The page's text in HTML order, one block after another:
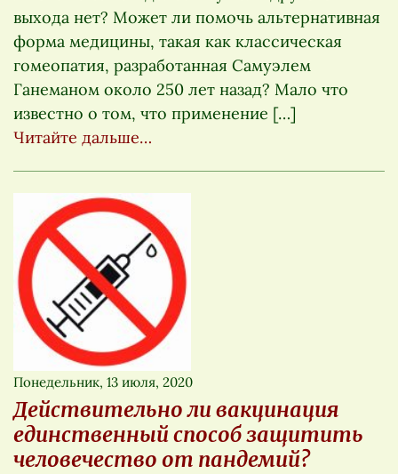
выхода нет? Может ли помочь альтернативная
форма медицины, такая как классическая
гомеопатия, разработанная Самуэлем
Ганеманом около 250 лет назад? Мало что
известно о том, что применение […]
Читайте дальше…
Понедельник, 13 июля, 2020
Действительно ли вакцинация
единственный способ защитить
человечество от пандемий?